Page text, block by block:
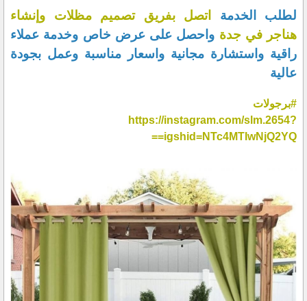
لطلب الخدمة
اتصل بفريق تصميم مظلات وإنشاء
هناجر في جدة واحصل على عرض خاص وخدمة عملاء
راقية واستشارة مجانية واسعار مناسبة وعمل بجودة
عالية
#برجولات
https://instagram.com/slm.2654?
igshid=NTc4MTIwNjQ2YQ==